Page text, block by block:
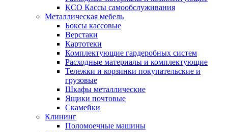
КСО Кассы самообслуживания
Металлическая мебель
Боксы кассовые
Верстаки
Картотеки
Комплектующие гардеробных систем
Расходные материалы и комплектующие
Тележки и корзинки покупательские и
грузовые
Шкафы металлические
Ящики почтовые
Скамейки
Клининг
Поломоечные машины